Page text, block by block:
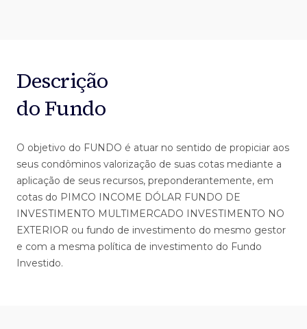
Descrição
do Fundo
O objetivo do FUNDO é atuar no sentido de propiciar aos
seus condôminos valorização de suas cotas mediante a
aplicação de seus recursos, preponderantemente, em
cotas do PIMCO INCOME DÓLAR FUNDO DE
INVESTIMENTO MULTIMERCADO INVESTIMENTO NO
EXTERIOR ou fundo de investimento do mesmo gestor
e com a mesma política de investimento do Fundo
Investido.